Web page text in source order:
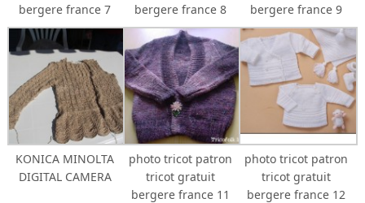
bergere france 7
bergere france 8
bergere france 9
KONICA MINOLTA
DIGITAL CAMERA
photo tricot patron
tricot gratuit
bergere france 11
photo tricot patron
tricot gratuit
bergere france 12